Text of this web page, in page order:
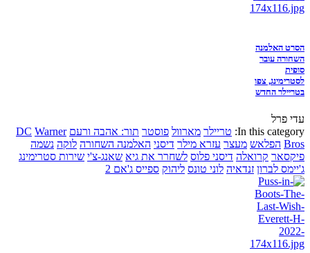
הסרט האלמנה
השחורה עובר
סופית
לסטרימינג, צפו
בטריילר החדש
עדי פרל
In this category: טריילר מארוול פוסטר תור: אהבה ורעם DC Warner
Bros הפלאש מעצר עזרא מילר דיסני האלמנה השחורה לוקה נשמה
פיקסאר קרואלה דיסני פלוס לשחרר את גיא שאנג-צ'י שירות סטרימינג
ג'יימס לברון זנדאיה לוני טונס ליהוק ספייס ג'אם 2